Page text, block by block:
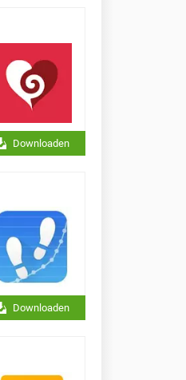
Downloaden
Downloaden